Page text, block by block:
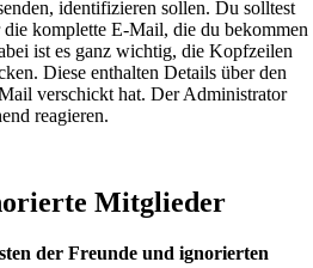
identifizieren sollen. Du solltest
komplette E-Mail, die du bekommen
ist es ganz wichtig, die Kopfzeilen
Diese enthalten Details über den
verschickt hat. Der Administrator
reagieren.
Mitglieder
der Freunde und ignorierten